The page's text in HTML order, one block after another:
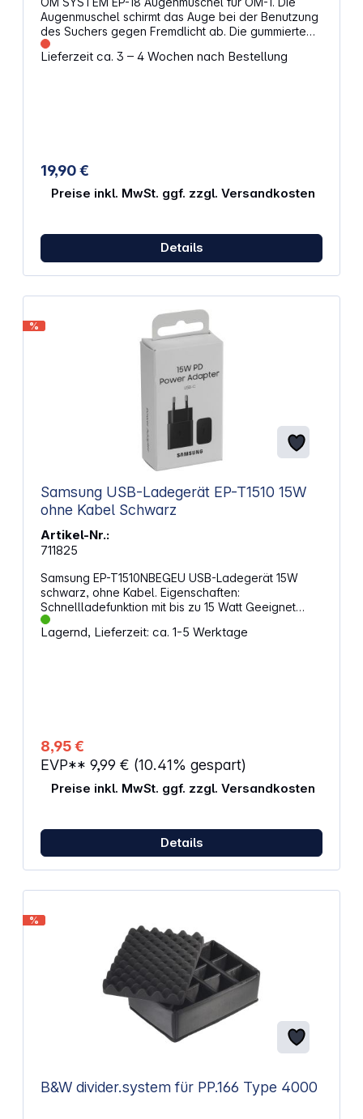
Augenmuschel schirmt das Auge bei der Benutzung
des Suchers gegen Fremdlicht ab. Die gummierte
Oberfläche ist sanft zur Haut, sodass diese weniger
beansprucht wird. Eigenschaften: Abnehmbare
Lieferzeit ca. 3 – 4 Wochen nach Bestellung
19,90 €
Preise inkl. MwSt. ggf. zzgl. Versandkosten
Details
%
Samsung USB-Ladegerät EP-T1510 15W
ohne Kabel Schwarz
Artikel-Nr.:
711825
Samsung EP-T1510NBEGEU USB-Ladegerät 15W
schwarz, ohne Kabel. Eigenschaften:
Schnellladefunktion mit bis zu 15 Watt Geeignet
auch für Smartphones und Tablets anderer
Hersteller Quick-Charge-Adapter zum Laden
H x T): 37,0 x 22,5 x 74,1 mm Gewicht: 38,5 g Farbe:
Schwarz
Lagernd, Lieferzeit: ca. 1-5 Werktage
8,95 €
EVP** 9,99 € (10.41% gespart)
Preise inkl. MwSt. ggf. zzgl. Versandkosten
Details
%
B&W divider.system für PP.166 Type 4000